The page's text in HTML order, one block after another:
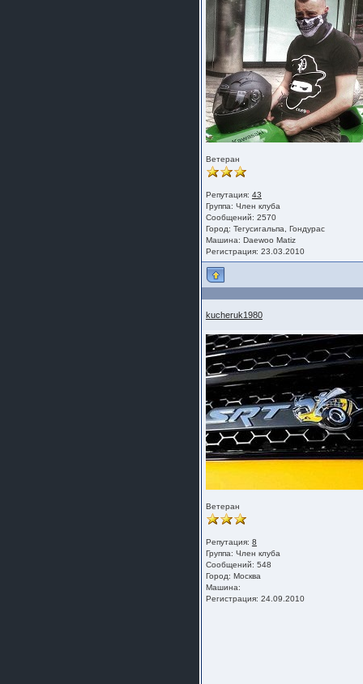
Ветеран
Репутация: 43
Группа: Член клуба
Сообщений: 2570
Город: Тегусигальпа, Гондурас
Машина: Daewoo Matiz
Регистрация: 23.03.2010
kucheruk1980
Ветеран
Репутация: 8
Группа: Член клуба
Сообщений: 548
Город: Москва
Машина:
Регистрация: 24.09.2010